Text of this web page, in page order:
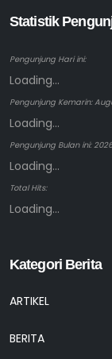
Statistik
Pengunjung Hari ini:
Loading...
Pengunjung Kemarin:
Loading...
Pengunjung Bulan ini:
Loading...
Total Hits:
Loading...
Kategori Berita
ARTIKEL
BERITA